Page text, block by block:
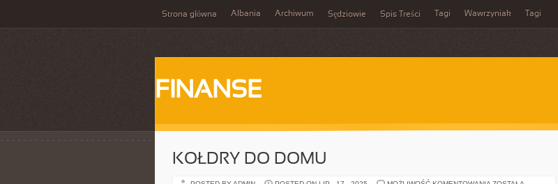
Strona główna Albania Archiwum Sędziowie Spis Treści Tagi Wawrzyniak Tagi
FINANSE
KOŁDRY DO DOMU